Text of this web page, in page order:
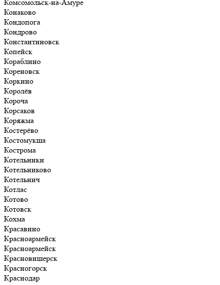
Комсомольск-на-Амуре
Конаково
Кондопога
Кондрово
Константиновск
Копейск
Кораблино
Кореновск
Коркино
Королёв
Короча
Корсаков
Коряжма
Костерёво
Костомукша
Кострома
Котельники
Котельниково
Котельнич
Котлас
Котово
Котовск
Кохма
Красавино
Красноармейск
Красноармейск
Красновишерск
Красногорск
Краснодар